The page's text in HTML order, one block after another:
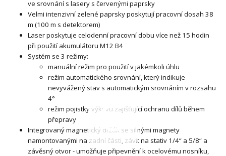
ve srovnání s lasery s červenými paprsky
Velmi intenzivní zelené paprsky poskytují pracovní dosah 38
m (100 m s detektorem)
Laser poskytuje celodenní pracovní dobu více než 15 hodin
při použití akumulátoru M12 B4
Systém se 3 režimy:
manuální režim pro použití v jakémkoli úhlu
režim automatického srovnání, který indikuje
nevyvážený stav s automatickým srovnáním v rozsahu
4°
režim pojistky výkyvu zajišťující ochranu dílů během
přepravy
Integrovaný magnetický držák se silnými magnety
namontovanými na zadní části, závit na stativ 1/4“ a 5/8“ a
závěsný otvor - umožňuje připevnění k ocelovému nosníku,